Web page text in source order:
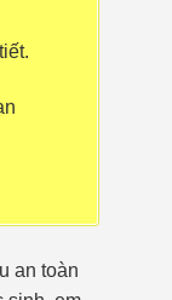
an toàn